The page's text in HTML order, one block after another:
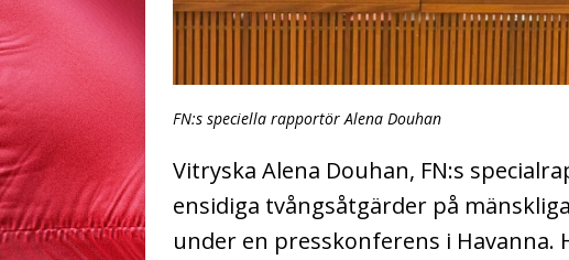
FN:s speciella rapportör Alena Douhan
Vitryska Alena Douhan, FN:s
ensidiga tvångsåtgärder på
under en presskonferens i Havanna.